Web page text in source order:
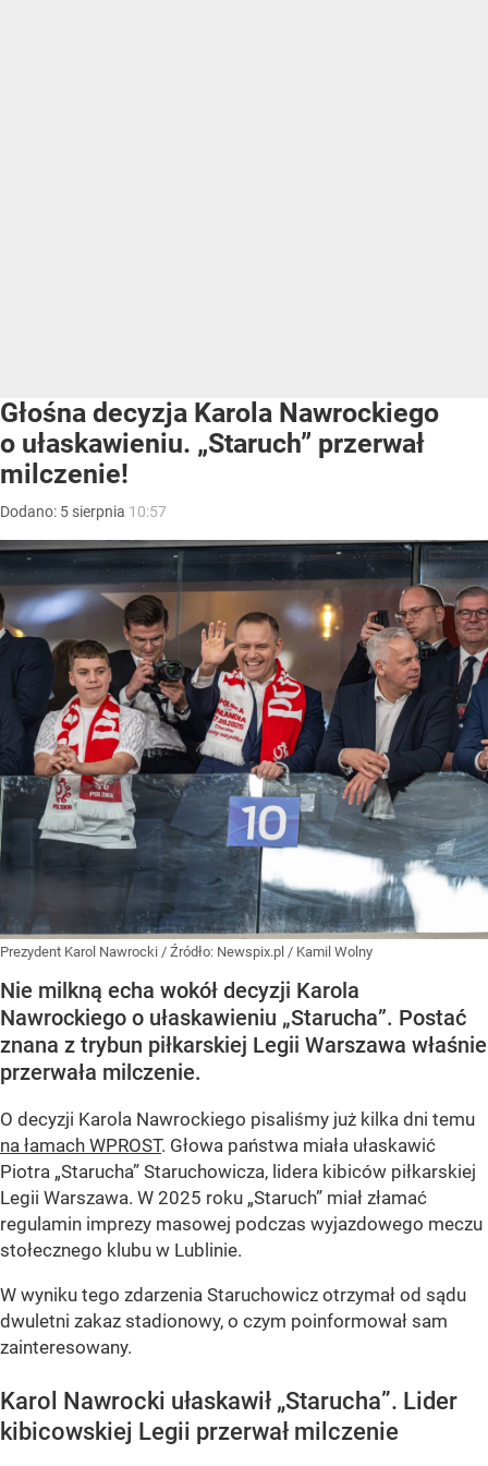
Głośna decyzja Karola Nawrockiego
o ułaskawieniu. „Staruch” przerwał
milczenie!
Dodano: 5 sierpnia 10:57
Prezydent Karol Nawrocki / Źródło: Newspix.pl / Kamil Wolny
Nie milkną echa wokół decyzji Karola
Nawrockiego o ułaskawieniu „Starucha”. Postać
znana z trybun piłkarskiej Legii Warszawa właśnie
przerwała milczenie.
O decyzji Karola Nawrockiego pisaliśmy już kilka dni temu
na łamach WPROST. Głowa państwa miała ułaskawić
Piotra „Starucha” Staruchowicza, lidera kibiców piłkarskiej
Legii Warszawa. W 2025 roku „Staruch” miał złamać
regulamin imprezy masowej podczas wyjazdowego meczu
stołecznego klubu w Lublinie.
W wyniku tego zdarzenia Staruchowicz otrzymał od sądu
dwuletni zakaz stadionowy, o czym poinformował sam
zainteresowany.
Karol Nawrocki ułaskawił „Starucha”. Lider
kibicowskiej Legii przerwał milczenie